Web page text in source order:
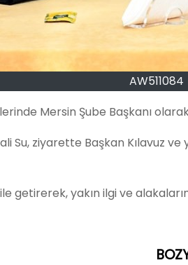
AW511084
Mersin Şube Başkanı
Su, ziyarette Başkan Kılavuz
getirerek, yakın ilgi ve